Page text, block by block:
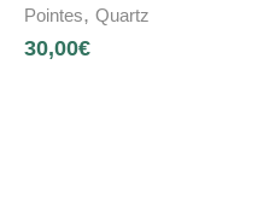
Pointes, Quartz
30,00€